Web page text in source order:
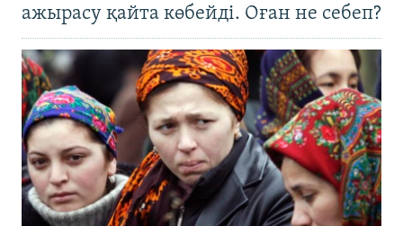
ажырасу қайта көбейді. Оған не себеп?